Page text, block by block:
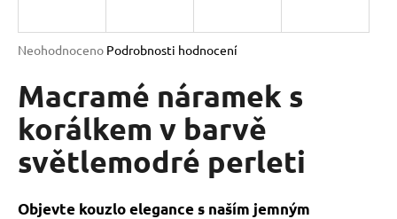
Průměrné
produktu
je
0,0
hvězdiček.
Neohodnoceno Podrobnosti hodnocení
Macramé náramek s
korálkem v barvě
světlemodré perleti
Objevte kouzlo elegance s naším jemným
j
t
?
HLEDAT